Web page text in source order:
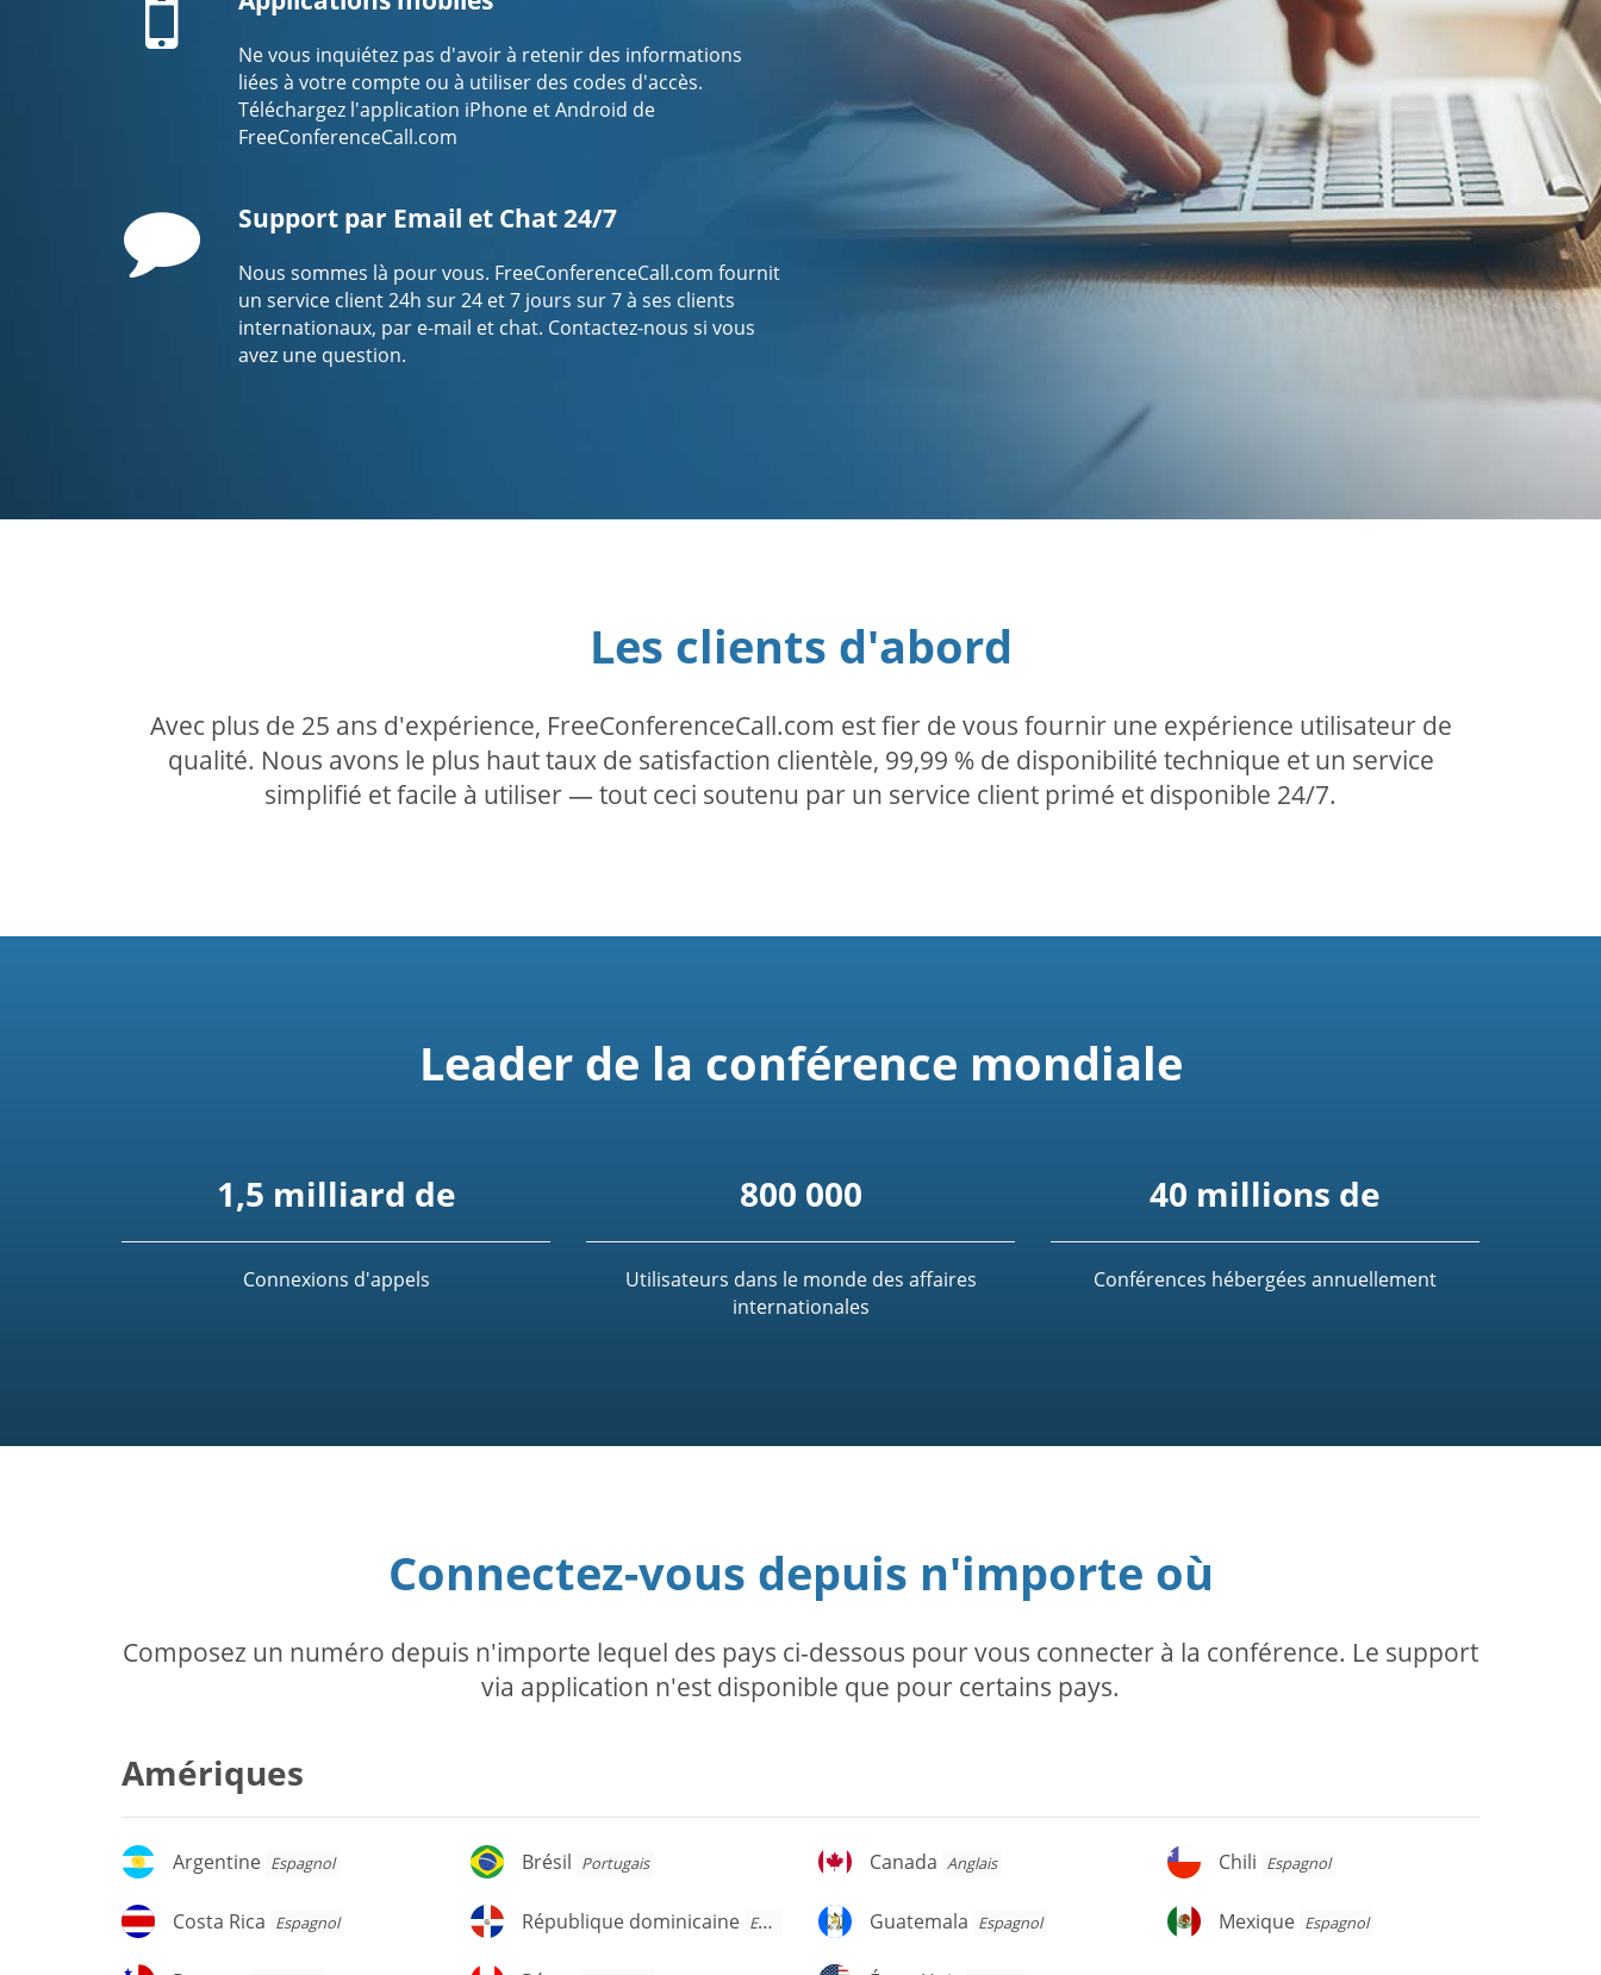
Ne vous inquiétez pas d'avoir à retenir des informations
liées à votre compte ou à utiliser des codes d'accès.
Téléchargez l'application iPhone et Android de
FreeConferenceCall.com
Comment
Support par Email et Chat 24/7
Nous sommes là pour vous. FreeConferenceCall.com fournit
un service client 24h sur 24 et 7 jours sur 7 à ses clients
internationaux, par e-mail et chat. Contactez-nous si vous
avez une question.
Les clients d'abord
Avec plus de 25 ans d'expérience, FreeConferenceCall.com est fier de vous fournir une expérience utilisateur de
qualité. Nous avons le plus haut taux de satisfaction clientèle, 99,99 % de disponibilité technique et un service
simplifié et facile à utiliser — tout ceci soutenu par un service client primé et disponible 24/7.
Leader de la conférence mondiale
1,5 milliard de
Connexions d'appels
800 000
Utilisateurs dans le monde des affaires
internationales
40 millions de
Conférences hébergées annuellement
Connectez-vous depuis n'importe où
Composez un numéro depuis n'importe lequel des pays ci-dessous pour vous connecter à la conférence. Le support
via application n'est disponible que pour certains pays.
Amériques
Argentine
Argentine Espagnol Brésil
Brésil Portugais Canada
Canada Anglais Chili
Chili Espagnol
Costa
Costa Rica Espagnol
République
République dominicaine Espagnol Guatemala
Guatemala Espagnol Mexique
Mexique Espagnol